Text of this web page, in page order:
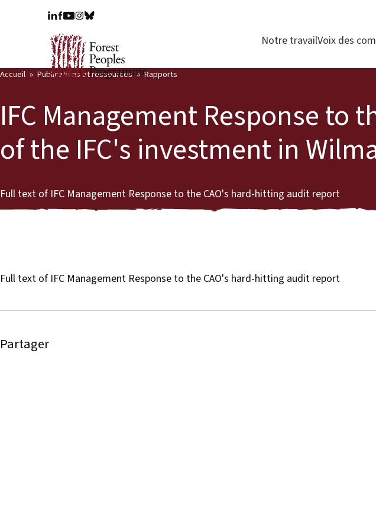
Notre travailVoix des
Accueil Publications et ressources Rapports
IFC Management Response to
of the IFC's investment in
Full text of IFC Management Response to the CAO's hard-hitting audit report
Full text of IFC Management Response to the CAO's hard-hitting audit report
Partager